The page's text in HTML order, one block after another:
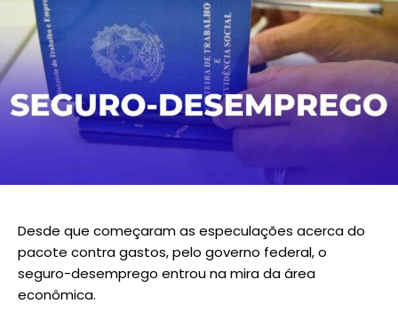
Desde que começaram as especulações acerca do
pacote contra gastos, pelo governo federal, o
seguro-desemprego entrou na mira da área
econômica.